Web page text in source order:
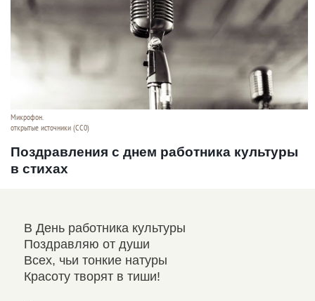
Микрофон.
открытые источники (CC0)
Поздравления с днем работника культуры
в стихах
В День работника культуры
Поздравляю от души
Всех, чьи тонкие натуры
Красоту творят в тиши!